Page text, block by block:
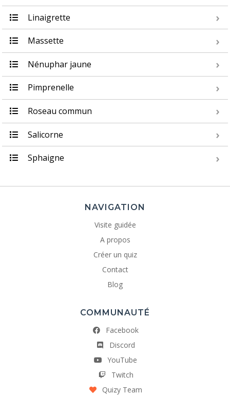
Linaigrette
Massette
Nénuphar jaune
Pimprenelle
Roseau commun
Salicorne
Sphaigne
NAVIGATION
Visite guidée
A propos
Créer un quiz
Contact
Blog
COMMUNAUTÉ
Facebook
Discord
YouTube
Twitch
Quizy Team